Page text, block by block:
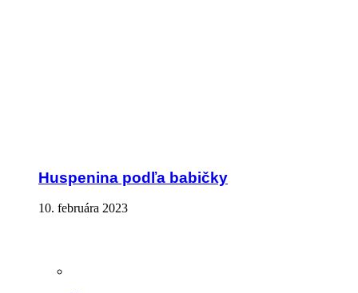
Huspenina podľa babičky
10. februára 2023